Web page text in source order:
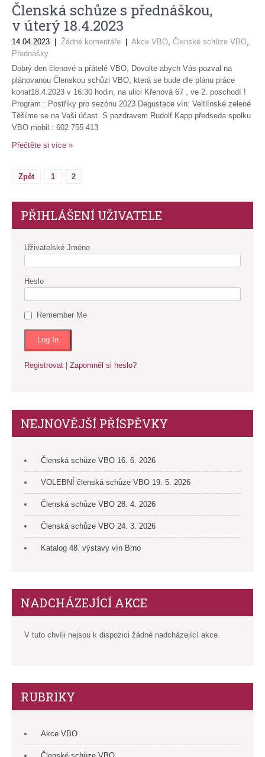
Členská schůze s přednáškou,
v úterý 18.4.2023
14.04.2023 Žádné komentáře Akce VBO, Členské schůze VBO,
Přednášky
Dobrý den členové a přátelé VBO, Dovolte abych Vás pozval na
plánovanou Členskou schůzi VBO, která se bude dle plánu práce
konat18.4.2023 v 16:30 hodin, na ulici Křenová 67 , ve 2. poschodí !
Program : Postřiky pro sezónu 2023 Degustace vín: Veltlínské zelené
Těšíme se na Vaši účast. S pozdravem Rudolf Kapp předseda spolku
VBO mobil.: 602 755 413
Přečtěte si více »
NAVIGACE
PŘÍSPĚVKŮ
Zpět 1 2
PŘIHLÁŠENÍ UŽIVATELE
Uživatelské Jméno
Heslo
Remember Me
Registrovat Zapomněl si heslo?
NEJNOVĚJŠÍ PŘÍSPĚVKY
Členská schůze VBO 16. 6. 2026
VOLEBNÍ členská schůze VBO 19. 5. 2026
Členská schůze VBO 28. 4. 2026
Členská schůze VBO 24. 3. 2026
Katalog 48. výstavy vín Brno
NADCHÁZEJÍCÍ AKCE
V tuto chvíli nejsou k dispozici žádné nadcházející akce.
RUBRIKY
Akce VBO